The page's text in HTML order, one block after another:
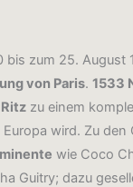
bis zum 25. August
von Paris.1533
zu einem
wird. Zu den
wie Coco
Guitry; dazu